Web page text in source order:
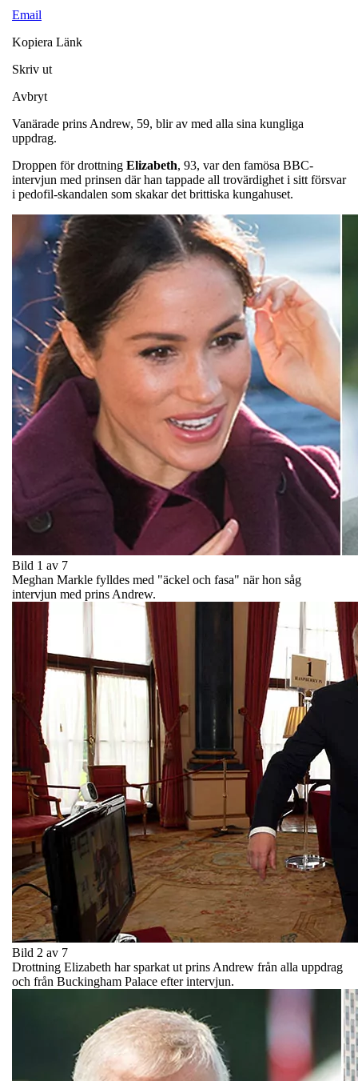
Email
Kopiera Länk
Skriv ut
Avbryt
Vanärade prins Andrew, 59, blir av med alla sina kungliga
uppdrag.
Droppen för drottning Elizabeth, 93, var den famösa BBC-
intervjun med prinsen där han tappade all trovärdighet i sitt försvar
i pedofil-skandalen som skakar det brittiska kungahuset.
Bild 1 av 7
Meghan Markle fylldes med "äckel och fasa" när hon såg
intervjun med prins Andrew.
Bild 2 av 7
Drottning Elizabeth har sparkat ut prins Andrew från alla uppdrag
och från Buckingham Palace efter intervjun.